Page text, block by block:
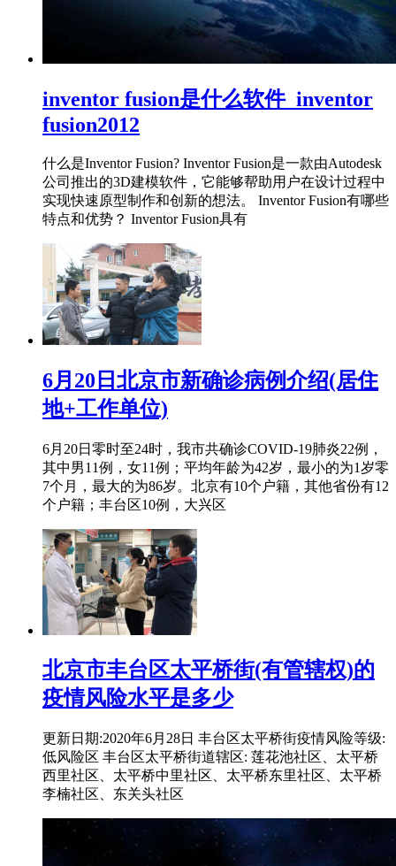
inventor fusion是什么软件_inventor
fusion2012
什么是Inventor Fusion? Inventor Fusion是一款由Autodesk
公司推出的3D建模软件，它能够帮助用户在设计过程中
实现快速原型制作和创新的想法。 Inventor Fusion有哪些
特点和优势？ Inventor Fusion具有
6月20日北京市新确诊病例介绍(居住
地+工作单位)
6月20日零时至24时，我市共确诊COVID-19肺炎22例，
其中男11例，女11例；平均年龄为42岁，最小的为1岁零
7个月，最大的为86岁。北京有10个户籍，其他省份有12
个户籍；丰台区10例，大兴区
北京市丰台区太平桥街(有管辖权)的
疫情风险水平是多少
更新日期:2020年6月28日 丰台区太平桥街疫情风险等级:
低风险区 丰台区太平桥街道辖区: 莲花池社区、太平桥
西里社区、太平桥中里社区、太平桥东里社区、太平桥
李楠社区、东关头社区